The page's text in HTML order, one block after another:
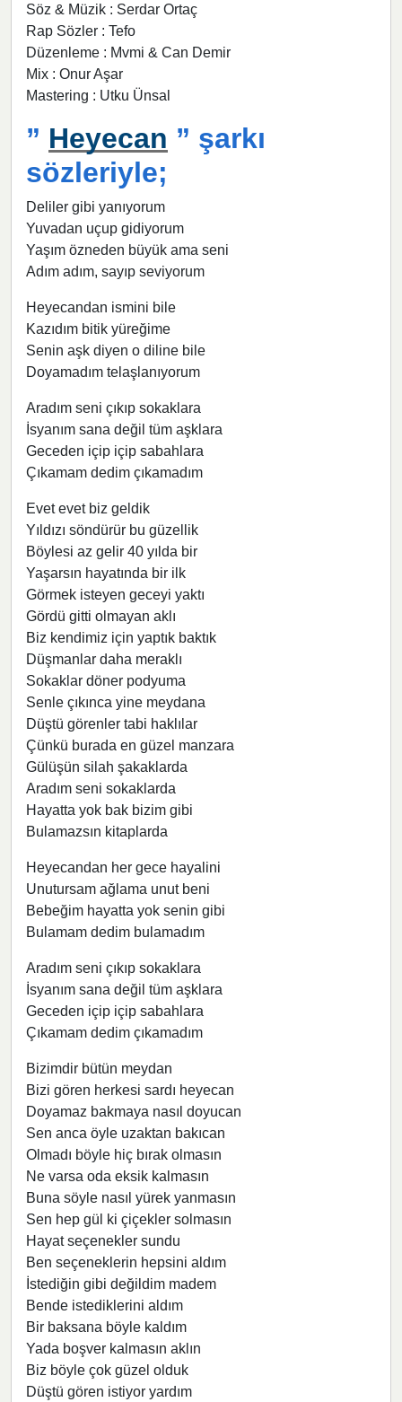
Söz & Müzik : Serdar Ortaç
Rap Sözler : Tefo
Düzenleme : Mvmi & Can Demir
Mix : Onur Aşar
Mastering : Utku Ünsal
” Heyecan ” şarkı
sözleriyle;
Deliler gibi yanıyorum
Yuvadan uçup gidiyorum
Yaşım özneden büyük ama seni
Adım adım, sayıp seviyorum
Heyecandan ismini bile
Kazıdım bitik yüreğime
Senin aşk diyen o diline bile
Doyamadım telaşlanıyorum
Aradım seni çıkıp sokaklara
İsyanım sana değil tüm aşklara
Geceden içip içip sabahlara
Çıkamam dedim çıkamadım
Evet evet biz geldik
Yıldızı söndürür bu güzellik
Böylesi az gelir 40 yılda bir
Yaşarsın hayatında bir ilk
Görmek isteyen geceyi yaktı
Gördü gitti olmayan aklı
Biz kendimiz için yaptık baktık
Düşmanlar daha meraklı
Sokaklar döner podyuma
Senle çıkınca yine meydana
Düştü görenler tabi haklılar
Çünkü burada en güzel manzara
Gülüşün silah şakaklarda
Aradım seni sokaklarda
Hayatta yok bak bizim gibi
Bulamazsın kitaplarda
Heyecandan her gece hayalini
Unutursam ağlama unut beni
Bebeğim hayatta yok senin gibi
Bulamam dedim bulamadım
Aradım seni çıkıp sokaklara
İsyanım sana değil tüm aşklara
Geceden içip içip sabahlara
Çıkamam dedim çıkamadım
Bizimdir bütün meydan
Bizi gören herkesi sardı heyecan
Doyamaz bakmaya nasıl doyucan
Sen anca öyle uzaktan bakıcan
Olmadı böyle hiç bırak olmasın
Ne varsa oda eksik kalmasın
Buna söyle nasıl yürek yanmasın
Sen hep gül ki çiçekler solmasın
Hayat seçenekler sundu
Ben seçeneklerin hepsini aldım
İstediğin gibi değildim madem
Bende istediklerini aldım
Bir baksana böyle kaldım
Yada boşver kalmasın aklın
Biz böyle çok güzel olduk
Düştü gören istiyor yardım